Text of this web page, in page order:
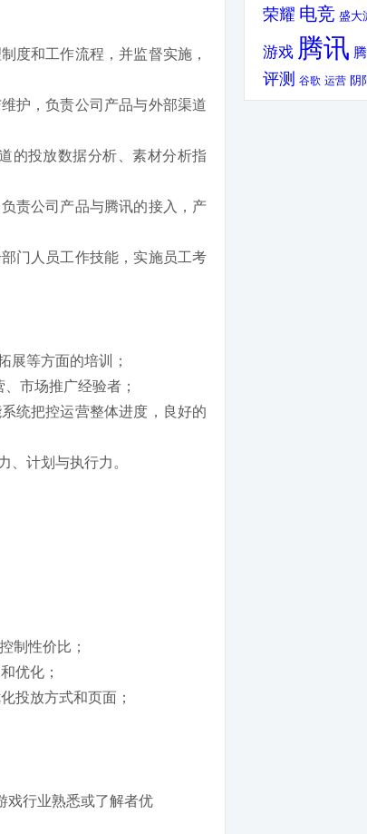
度和工作流程，并监督实施，
护，负责公司产品与外部渠道
的投放数据分析、素材分析指
责公司产品与腾讯的接入，产
门人员工作技能，实施员工考
展等方面的培训；
市场推广经验者；
统把控运营整体进度，良好的
、计划与执行力。
制性价比；
优化；
投放方式和页面；
戏行业熟悉或了解者优
荣耀 电竞 盛大
游戏 腾讯
评测 谷歌 运营 阴